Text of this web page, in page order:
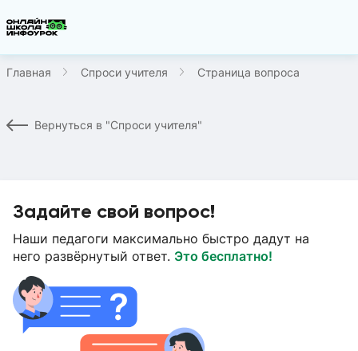
Главная Спроси учителя Страница вопроса
Вернуться в "Спроси учителя"
Задайте свой вопрос!
Наши педагоги максимально быстро дадут на
него развёрнутый ответ. Это бесплатно!